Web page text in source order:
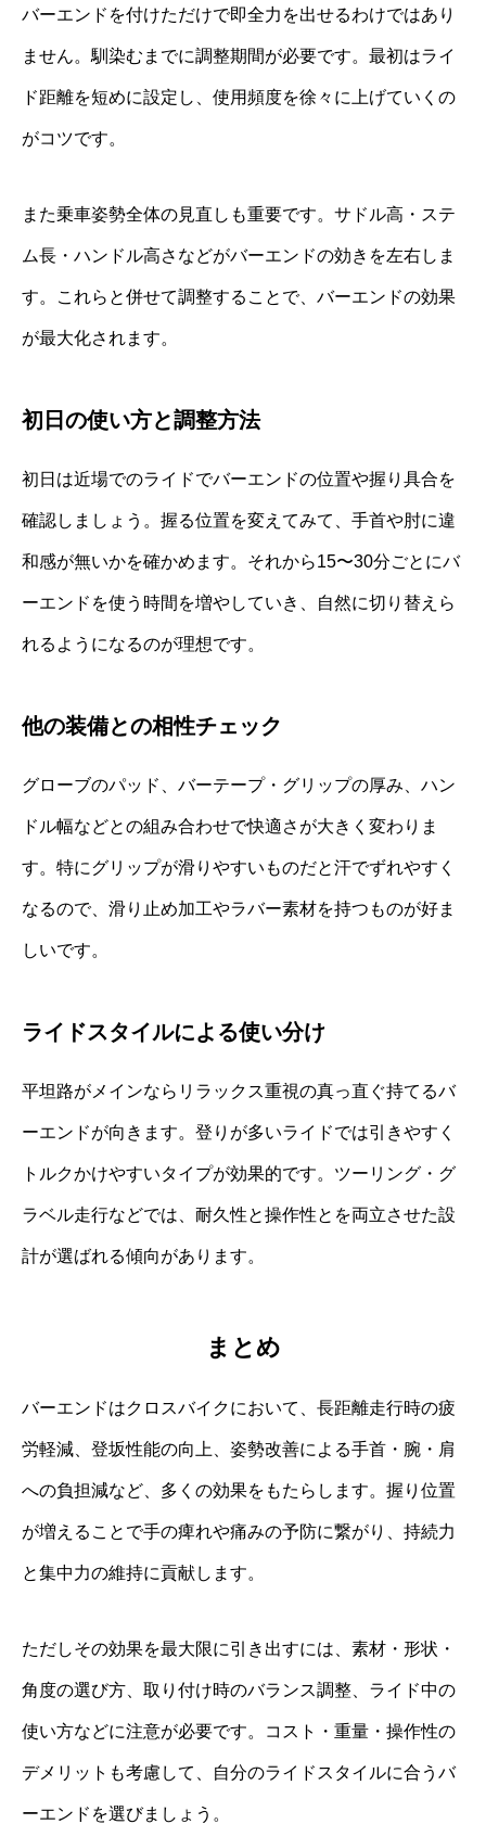
バーエンドを付けただけで即全力を出せるわけではあり
ません。馴染むまでに調整期間が必要です。最初はライ
ド距離を短めに設定し、使用頻度を徐々に上げていくの
がコツです。
また乗車姿勢全体の見直しも重要です。サドル高・ステ
ム長・ハンドル高さなどがバーエンドの効きを左右しま
す。これらと併せて調整することで、バーエンドの効果
が最大化されます。
初日の使い方と調整方法
初日は近場でのライドでバーエンドの位置や握り具合を
確認しましょう。握る位置を変えてみて、手首や肘に違
和感が無いかを確かめます。それから15〜30分ごとにバ
ーエンドを使う時間を増やしていき、自然に切り替えら
れるようになるのが理想です。
他の装備との相性チェック
グローブのパッド、バーテープ・グリップの厚み、ハン
ドル幅などとの組み合わせで快適さが大きく変わりま
す。特にグリップが滑りやすいものだと汗でずれやすく
なるので、滑り止め加工やラバー素材を持つものが好ま
しいです。
ライドスタイルによる使い分け
平坦路がメインならリラックス重視の真っ直ぐ持てるバ
ーエンドが向きます。登りが多いライドでは引きやすく
トルクかけやすいタイプが効果的です。ツーリング・グ
ラベル走行などでは、耐久性と操作性とを両立させた設
計が選ばれる傾向があります。
まとめ
バーエンドはクロスバイクにおいて、長距離走行時の疲
労軽減、登坂性能の向上、姿勢改善による手首・腕・肩
への負担減など、多くの効果をもたらします。握り位置
が増えることで手の痺れや痛みの予防に繋がり、持続力
と集中力の維持に貢献します。
ただしその効果を最大限に引き出すには、素材・形状・
角度の選び方、取り付け時のバランス調整、ライド中の
使い方などに注意が必要です。コスト・重量・操作性の
デメリットも考慮して、自分のライドスタイルに合うバ
ーエンドを選びましょう。